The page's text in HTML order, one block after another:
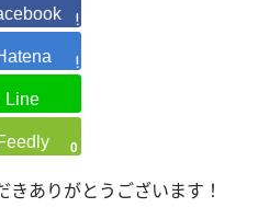
0
ありがとうございます！